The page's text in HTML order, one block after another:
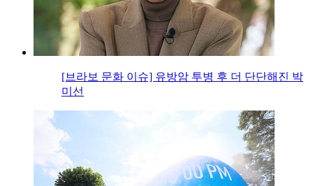
[브라보 문화 이슈] 유방암 투병 후 더 단단해진 박
미선